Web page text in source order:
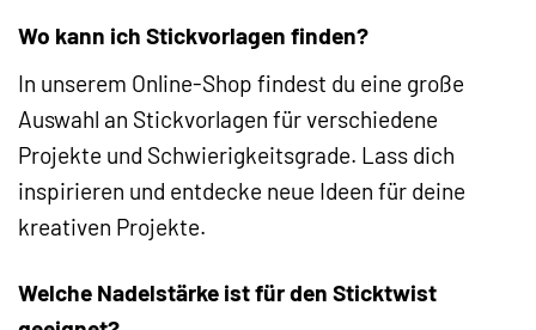
Wo kann ich Stickvorlagen finden?
In unserem Online-Shop findest du eine große
Auswahl an Stickvorlagen für verschiedene
Projekte und Schwierigkeitsgrade. Lass dich
inspirieren und entdecke neue Ideen für deine
kreativen Projekte.
Welche Nadelstärke ist für den Sticktwist